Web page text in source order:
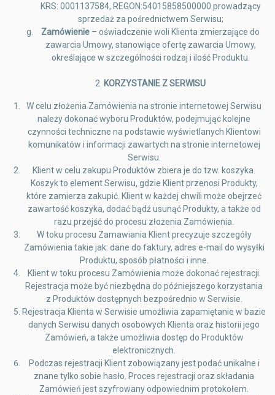
KRS: 0001137584, REGON:54015858500000 prowadzący
sprzedaż za pośrednictwem Serwisu;
Zamówienie – oświadczenie woli Klienta zmierzające do
zawarcia Umowy, stanowiące ofertę zawarcia Umowy,
określające w szczególności rodzaj i ilość Produktu.
2. KORZYSTANIE Z SERWISU
W celu złożenia Zamówienia na stronie internetowej Serwisu
należy dokonać wyboru Produktów, podejmując kolejne
czynności techniczne na podstawie wyświetlanych Klientowi
komunikatów i informacji zawartych na stronie internetowej
Serwisu.
Klient w celu zakupu Produktów zbiera je do tzw. koszyka.
Koszyk to element Serwisu, gdzie Klient przenosi Produkty,
które zamierza zakupić. Klient w każdej chwili może obejrzeć
zawartość koszyka, dodać bądź usunąć Produkty, a także od
razu przejść do procesu złożenia Zamówienia.
W toku procesu Zamawiania Klient precyzuje szczegóły
Zamówienia takie jak: dane do faktury, adres e-mail do wysyłki
Produktu, sposób płatności i inne.
Klient w toku procesu Zamówienia może dokonać rejestracji.
Rejestracja może być niezbędna do późniejszego korzystania
z Produktów dostępnych bezpośrednio w Serwisie.
Rejestracja Klienta w Serwisie umożliwia zapamiętanie w bazie
danych Serwisu danych osobowych Klienta oraz historii jego
Zamówień, a także umożliwia dostęp do Produktów
elektronicznych.
Podczas rejestracji Klient zobowiązany jest podać unikalne i
znane tylko sobie hasło. Proces rejestracji oraz składania
Zamówień jest szyfrowany odpowiednim protokołem.